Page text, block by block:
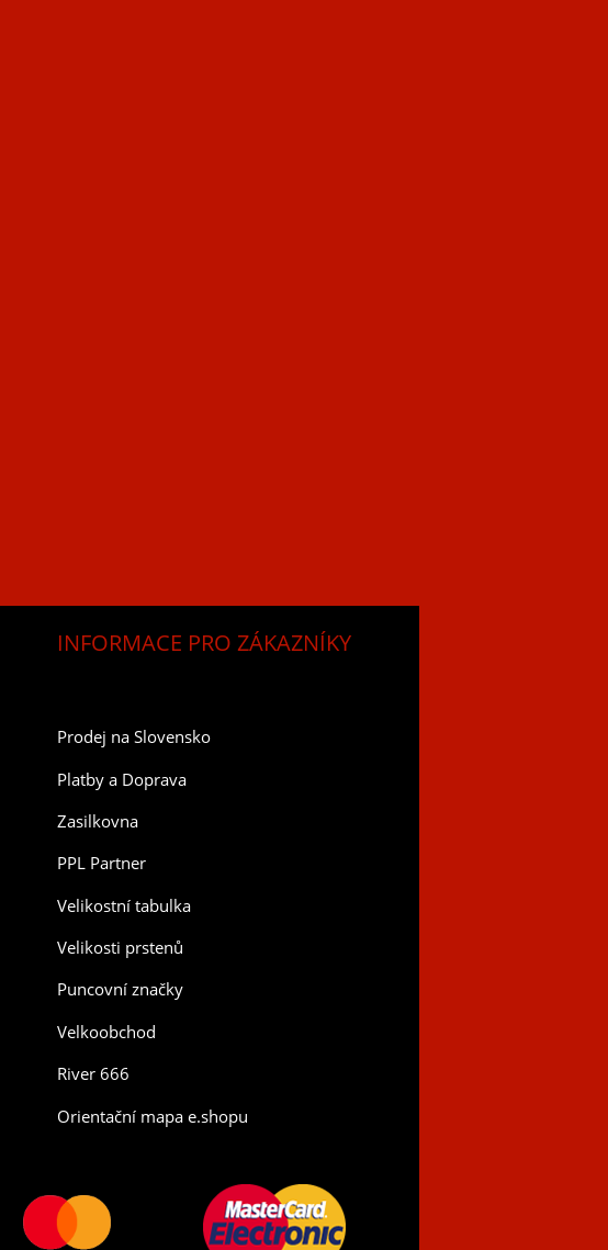
INFORMACE PRO ZÁKAZNÍKY
Prodej na Slovensko
Platby a Doprava
Zasilkovna
PPL Partner
Velikostní tabulka
Velikosti prstenů
Puncovní značky
Velkoobchod
River 666
Orientační mapa e.shopu